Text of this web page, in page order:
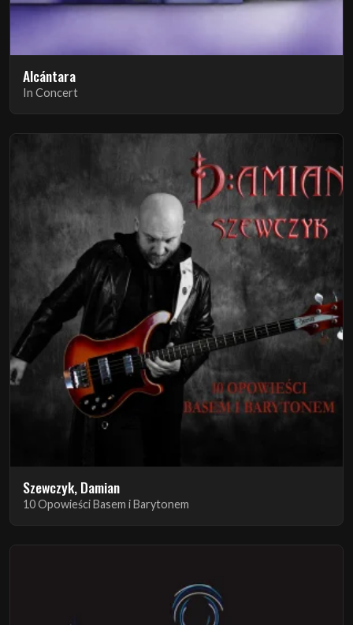
Alcántara
In Concert
Szewczyk, Damian
10 Opowieści Basem i Barytonem